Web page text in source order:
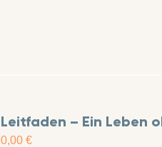
Leitfaden – Ein Leben
0,00 €